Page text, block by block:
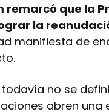
remarcó que la
la
manifiesta de
todavía no se
abren